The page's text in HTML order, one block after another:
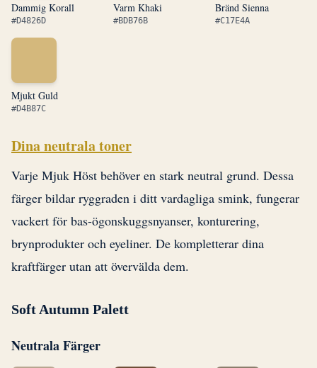
Dammig Korall
#D4826D
Varm Khaki
#BDB76B
Bränd Sienna
#C17E4A
Mjukt Guld
#D4B87C
Dina neutrala toner
Varje Mjuk Höst behöver en stark neutral grund. Dessa
färger bildar ryggraden i ditt vardagliga smink, fungerar
vackert för bas-ögonskuggsnyanser, konturering,
brynprodukter och eyeliner. De kompletterar dina
kraftfärger utan att övervälda dem.
Soft Autumn Palett
Neutrala Färger